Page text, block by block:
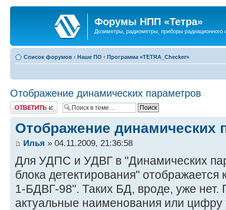
Форумы НПП «Тетра»
Дозиметры, радиометры, приборы радиационного
Список форумов ‹ Наше ПО ‹ Программа «TETRA_Checker»
Отображение динамических параметров
Ответить
Отображение динамических
Илья » 04.11.2009, 21:36:58
Для УДПС и УДВГ в "Динамических
блока детектирования"
1-БДВГ-98". Таких БД, вроде, уже нет.
актуальные наименования или цифру